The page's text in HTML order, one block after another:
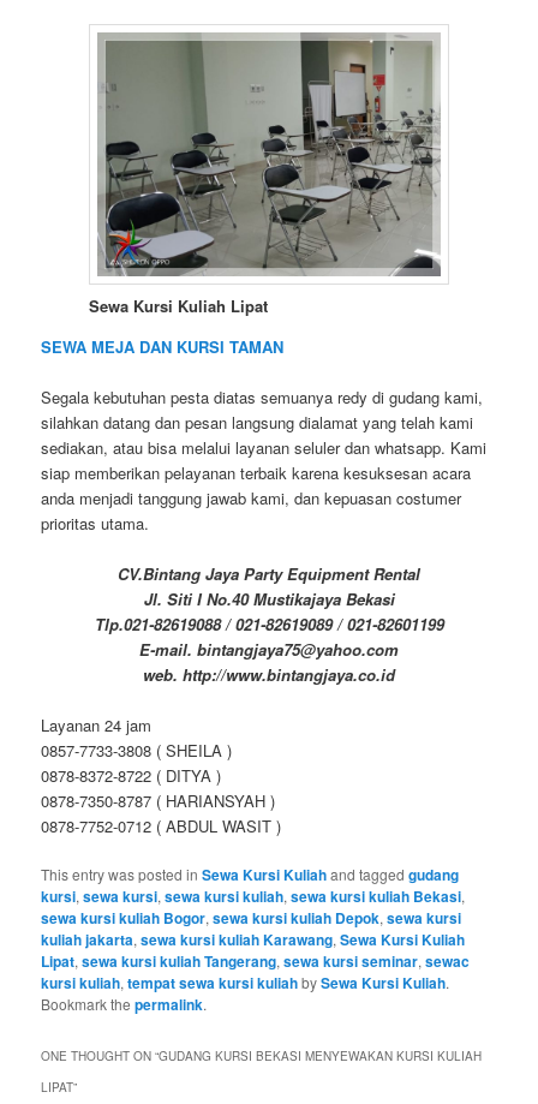
Sewa Kursi Kuliah Lipat
SEWA MEJA DAN KURSI TAMAN
Segala kebutuhan pesta diatas semuanya redy di gudang kami,
silahkan datang dan pesan langsung dialamat yang telah kami
sediakan, atau bisa melalui layanan seluler dan whatsapp. Kami
siap memberikan pelayanan terbaik karena kesuksesan acara
anda menjadi tanggung jawab kami, dan kepuasan costumer
prioritas utama.
CV.Bintang Jaya Party Equipment Rental
Jl. Siti I No.40 Mustikajaya Bekasi
Tlp.021-82619088 / 021-82619089 / 021-82601199
E-mail. bintangjaya75@yahoo.com
web. http://www.bintangjaya.co.id
Layanan 24 jam
0857-7733-3808 ( SHEILA )
0878-8372-8722 ( DITYA )
0878-7350-8787 ( HARIANSYAH )
0878-7752-0712 ( ABDUL WASIT )
This entry was posted inSewa Kursi Kuliahand taggedgudang
kursi,sewa kursi,sewa kursi kuliah,sewa kursi kuliah Bekasi,
sewa kursi kuliah Bogor,sewa kursi kuliah Depok,sewa kursi
kuliah jakarta,sewa kursi kuliah Karawang,Sewa Kursi Kuliah
Lipat,sewa kursi kuliah Tangerang,sewa kursi seminar,sewac
kursi kuliah,tempat sewa kursi kuliahbySewa Kursi Kuliah.
Bookmark thepermalink.
ONE THOUGHT ON “GUDANG KURSI BEKASI MENYEWAKAN KURSI KULIAH
LIPAT”